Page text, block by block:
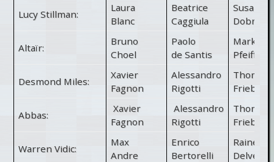
Lucy Stillman:
Laura
Blanc
Beatrice
Caggiula
Susanne
Altaïr:
Bruno
Choel
Paolo
de Santis
Markus
Pfeiffer
Desmond Miles:
Xavier
Fagnon
Alessandro
Rigotti
Thomas
Friebe
Abbas:
Xavier
Fagnon
Alessandro
Rigotti
Thomas
Friebe
Warren Vidic:
Max
Andre
Enrico
Bertorelli
Rainer